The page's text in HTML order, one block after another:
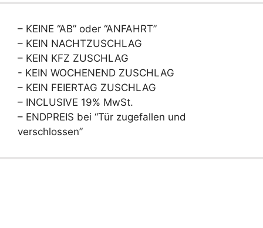
– KEINE “AB” oder “ANFAHRT”
– KEIN NACHTZUSCHLAG
– KEIN KFZ ZUSCHLAG
- KEIN WOCHENEND ZUSCHLAG
– KEIN FEIERTAG ZUSCHLAG
– INCLUSIVE 19% MwSt.
– ENDPREIS bei “Tür zugefallen und
verschlossen”